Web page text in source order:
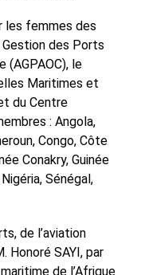
les femmes des
Gestion des Ports
(AGPAOC), le
Maritimes et
du Centre
: Angola,
Congo, Côte
Conakry, Guinée
Sénégal,
de l’aviation
Honoré SAYI, par
de l’Afrique